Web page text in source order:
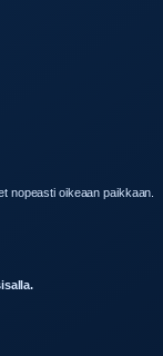
nopeasti oikeaan paikkaan.